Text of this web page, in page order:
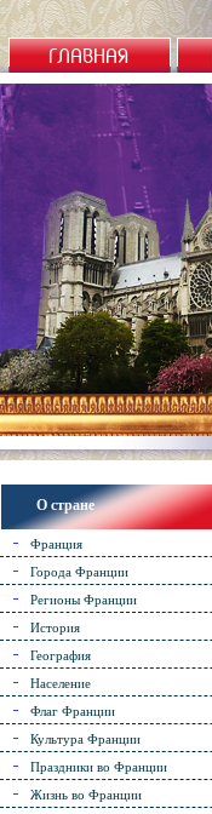
О стране
Франция
Города Франции
Регионы Франции
История
География
Население
Флаг Франции
Культура Франции
Праздники во Франции
Жизнь во Франции
ГЛАВНАЯ